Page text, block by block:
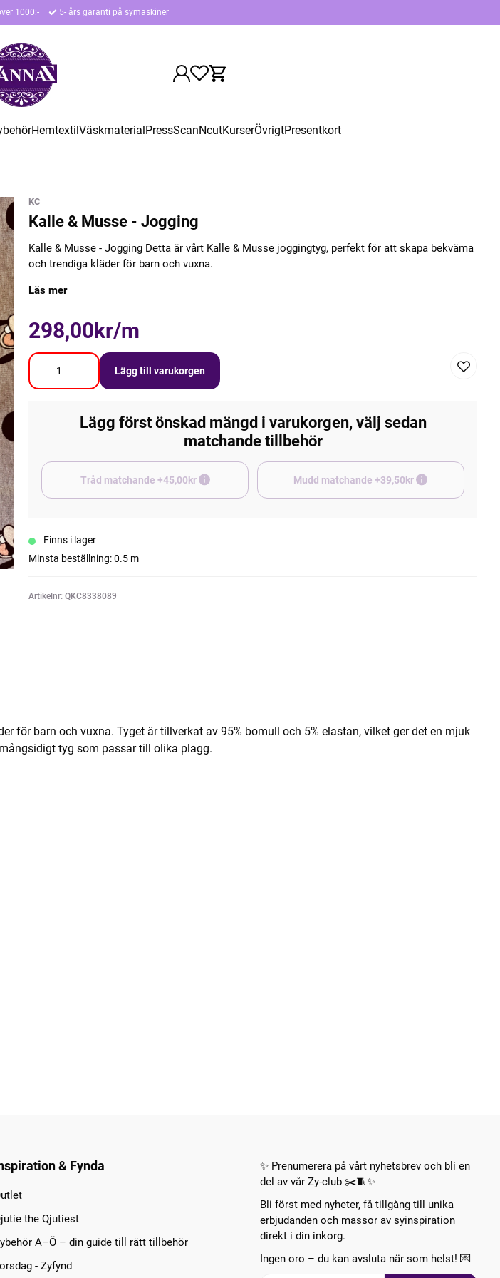
1000:- 5- års garanti på symaskiner
HemtextilVäskmaterialPressScanNcutKurserÖvrigtPresentkort
KC
Kalle & Musse - Jogging
Kalle & Musse - Jogging Detta är vårt Kalle & Musse joggingtyg, perfekt för att skapa bekväma
och trendiga kläder för barn och vuxna.
Läs mer
298,00kr/m
Lägg till varukorgen
Lägg först önskad mängd i varukorgen, välj sedan
matchande tillbehör
Tråd matchande +45,00kr Mudd matchande +39,50kr
Finns i lager
Minsta beställning: 0.5 m
Artikelnr: QKC8338089
för barn och vuxna. Tyget är tillverkat av 95% bomull och 5% elastan, vilket ger det en mjuk
tyg som passar till olika plagg.
& Fynda
the Qjutiest
A–Ö – din guide till rätt tillbehör
- Zyfynd
✨ Prenumerera på vårt nyhetsbrev och bli en
del av vår Zy-club ✂️🧵✨
Bli först med nyheter, få tillgång till unika
erbjudanden och massor av syinspiration
direkt i din inkorg.
Ingen oro – du kan avsluta när som helst! 💌